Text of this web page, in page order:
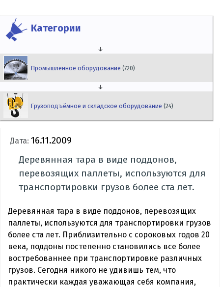
Категории
↓
Промышленное оборудование(720)
↓
Грузоподъёмное и складское оборудование(24)
Дата: 16.11.2009
Деревянная тара в виде поддонов,
перевозящих паллеты, используются для
транспортировки грузов более ста лет.
Деревянная тара в виде поддонов, перевозящих
паллеты, используются для транспортировки грузов
более ста лет. Приблизительно с сороковых годов 20
века, поддоны постепенно становились все более
востребованнее при транспортировке различных
грузов. Сегодня никого не удивишь тем, что
практически каждая уважающая себя компания,